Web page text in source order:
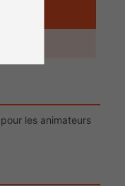
les animateurs